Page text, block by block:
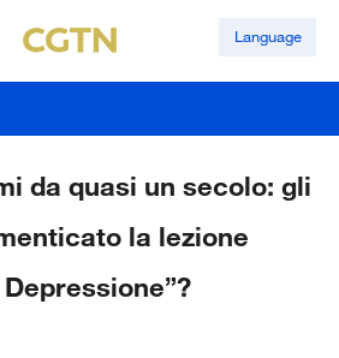
Language
da quasi un secolo: gli
la lezione